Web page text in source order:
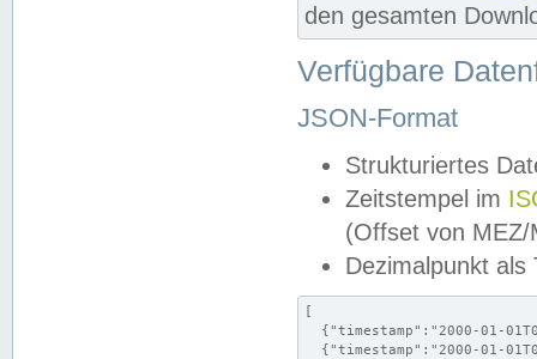
den gesamten
Verfügbare
JSON-Format
Strukturiertes
Zeitstempel im
(Offset von MEZ/
Dezimalpunkt als
[
{"timestamp":"2000-01-
{"timestamp":"2000-01-